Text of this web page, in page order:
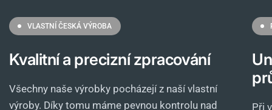
VLASTNÍ ČESKÁ VÝROBA
Kvalitní a preciznízpracování
Všechny naše výrobky pocházejí z naší vlastní
výroby. Díky tomu máme pevnou kontrolu nad
Při